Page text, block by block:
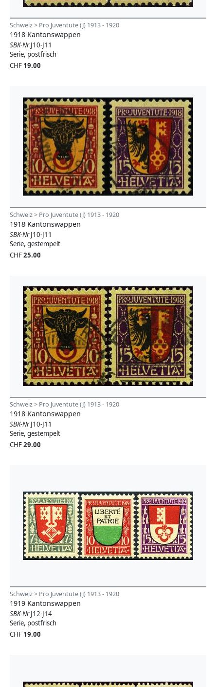
Schweiz > Pro Juventute (J) 1913 - 1920
1918 Kantonswappen
SBK-NrJ10-J11
Serie, postfrisch
CHF 19.00
Schweiz > Pro Juventute (J) 1913 - 1920
1918 Kantonswappen
SBK-NrJ10-J11
Serie, gestempelt
CHF25.00
Schweiz > Pro Juventute (J) 1913 - 1920
1918 Kantonswappen
SBK-NrJ10-J11
Serie, gestempelt
CHF29.00
Schweiz > Pro Juventute (J) 1913 - 1920
1919 Kantonswappen
SBK-NrJ12-J14
Serie, postfrisch
CHF 19.00